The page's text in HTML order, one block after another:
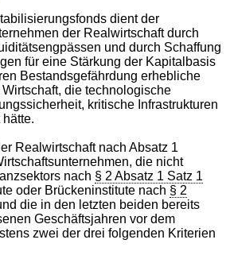
dient der
der Realwirtschaft durch
und durch Schaffung
für eine Stärkung der Kapitalbasis
Bestandsgefährdung erhebliche
die technologische
kritische Infrastrukturen
Realwirtschaft nach Absatz 1
die nicht
nach § 2 Absatz 1 Satz 1
oder Brückeninstitute nach § 2
die in den letzten beiden bereits
Geschäftsjahren vor dem
zwei der drei folgenden Kriterien